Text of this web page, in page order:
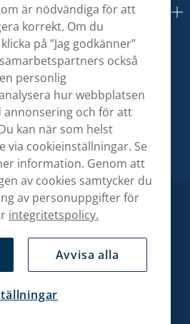
är nödvändiga för att
korrekt. Om du
på ”Jag godkänner”
också
personlig
hur webbplatsen
annonsering och för att
kan när som helst
via cookieinställningar. Se
information. Genom att
av cookies samtycker du
av personuppgifter för
integritetspolicy.
Avvisa alla